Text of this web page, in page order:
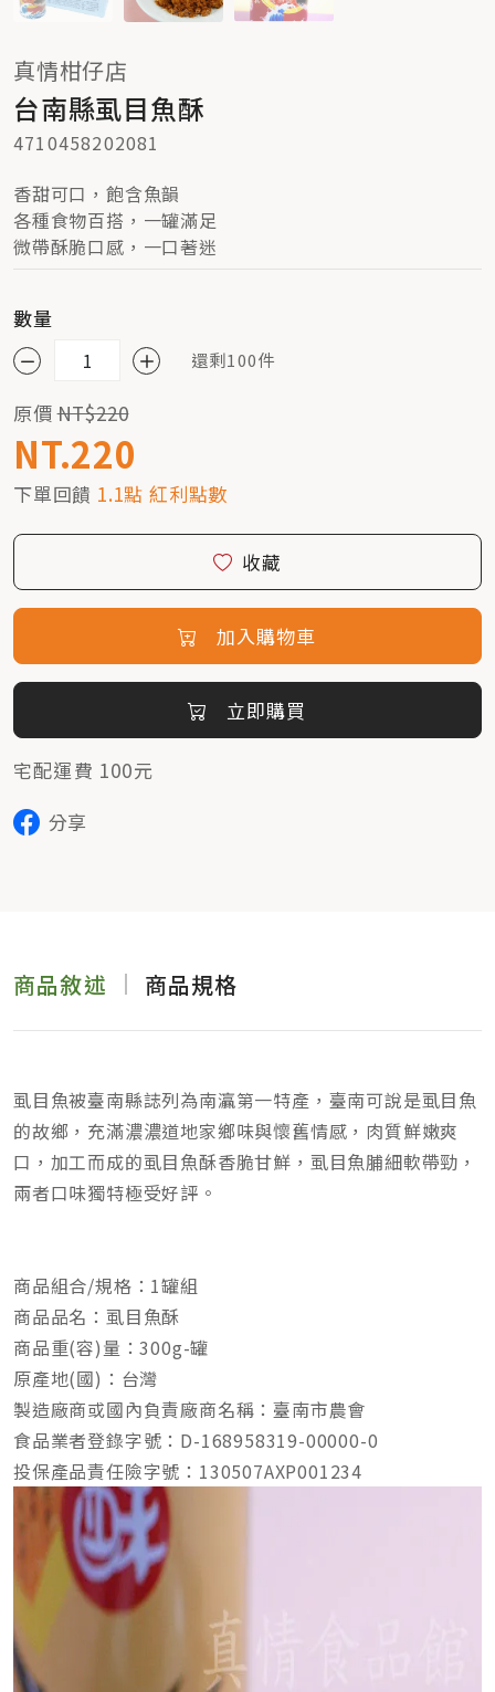
真情柑仔店
台南縣虱目魚酥
4710458202081
香甜可口，飽含魚韻
各種食物百搭，一罐滿足
微帶酥脆口感，一口著迷
數量
還剩100件
原價NT$220
NT.220
下單回饋 1.1點 紅利點數
收藏
加入購物車
立即購買
宅配運費 100元
分享
商品敘述 商品規格
虱目魚被臺南縣誌列為南灜第一特產，臺南可說是虱目魚
的故鄉，充滿濃濃道地家鄉味與懷舊情感，肉質鮮嫩爽
口，加工而成的虱目魚酥香脆甘鮮，虱目魚脯細軟帶勁，
兩者口味獨特極受好評。
商品組合/規格：1罐組
商品品名：虱目魚酥
商品重(容)量：300g-罐
原產地(國)：台灣
製造廠商或國內負責廠商名稱：臺南市農會
食品業者登錄字號：D-168958319-00000-0
投保產品責任險字號：130507AXP001234